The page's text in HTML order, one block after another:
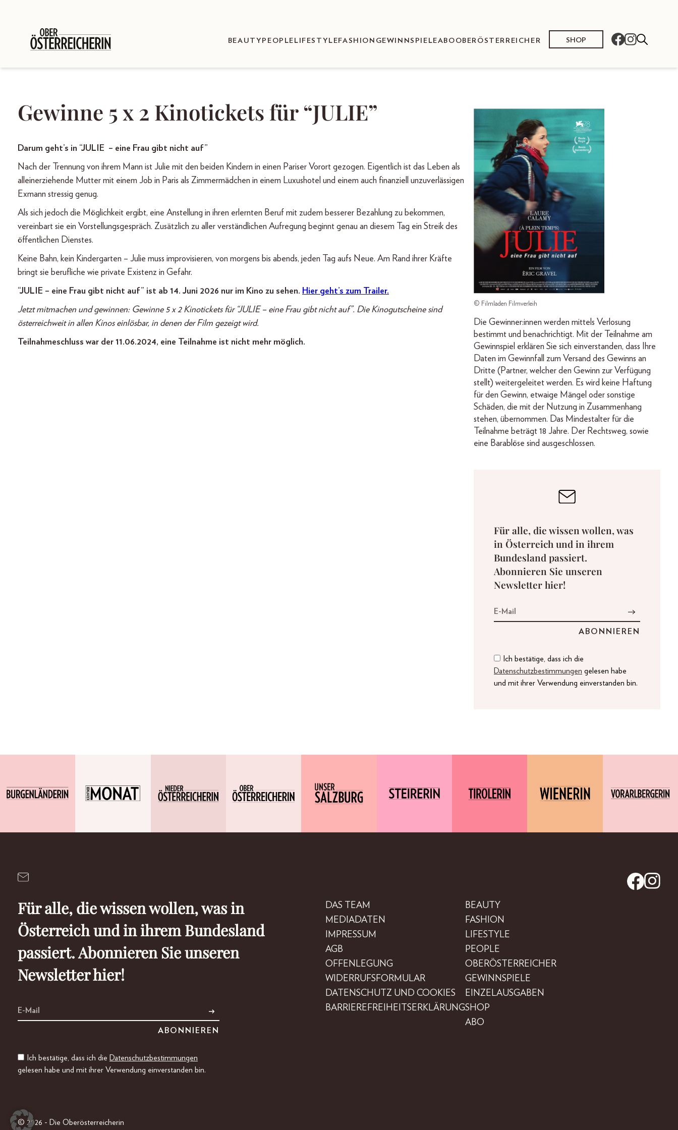
BEAUTY PEOPLE LIFESTYLEFASHION GEWINNSPIELEABO OBERÖSTERREICHER SHOP
Gewinne 5 x 2 Kinotickets für “JULIE”
Darum geht’s in “JULIE ­ – eine Frau gibt nicht auf”
Nach der Trennung von ihrem Mann ist Julie mit den beiden Kindern in einen Pariser Vorort gezogen. Eigentlich ist das Leben als
alleinerziehende Mutter mit einem Job in Paris als Zimmermädchen in einem Luxushotel und einem auch finanziell unzuverlässigen
Exmann stressig genug.
Als sich jedoch die Möglichkeit ergibt, eine Anstellung in ihren erlernten Beruf mit zudem besserer Bezahlung zu bekommen,
vereinbart sie ein Vorstellungsgespräch. Zusätzlich zu aller verständlichen Aufregung beginnt genau an diesem Tag ein Streik des
öffentlichen Dienstes.
Keine Bahn, kein Kindergarten – Julie muss improvisieren, von morgens bis abends, jeden Tag aufs Neue. Am Rand ihrer Kräfte
bringt sie berufliche wie private Existenz in Gefahr.
“JULIE – eine Frau gibt nicht auf” ist ab 14. Juni 2026 nur im Kino zu sehen. Hier geht’s zum Trailer.
Jetzt mitmachen und gewinnen: Gewinne 5 x 2 Kinotickets für “JULIE – eine Frau gibt nicht auf”. Die Kinogutscheine sind
österreichweit in allen Kinos einlösbar, in denen der Film gezeigt wird.
Teilnahmeschluss war der 11.06.2024, eine Teilnahme ist nicht mehr möglich.
© Filmladen Filmverleih
Die Gewinner:innen werden mittels Verlosung
bestimmt und benachrichtigt. Mit der Teilnahme am
Gewinnspiel erklären Sie sich einverstanden, dass Ihre
Daten im Gewinnfall zum Versand des Gewinns an
Dritte (Partner, welcher den Gewinn zur Verfügung
stellt) weitergeleitet werden. Es wird keine Haftung
für den Gewinn, etwaige Mängel oder sonstige
Schäden, die mit der Nutzung in Zusammenhang
stehen, übernommen. Das Mindestalter für die
Teilnahme beträgt 18 Jahre. Der Rechtsweg, sowie
eine Barablöse sind ausgeschlossen.
Für alle, die wissen wollen, was
in Österreich und in ihrem
Bundesland passiert.
Abonnieren Sie unseren
Newsletter hier!
Ich bestätige, dass ich die
Datenschutzbestimmungen gelesen habe
und mit ihrer Verwendung einverstanden bin.
Für alle, die wissen wollen, was in
Österreich und in ihrem Bundesland
passiert. Abonnieren Sie unseren
Newsletter hier!
Ich bestätige, dass ich die Datenschutzbestimmungen
gelesen habe und mit ihrer Verwendung einverstanden bin.
DAS TEAM
MEDIADATEN
IMPRESSUM
AGB
OFFENLEGUNG
WIDERRUFSFORMULAR
DATENSCHUTZ UND COOKIES
BARRIEREFREIHEITSERKLÄRUNG
BEAUTY
FASHION
LIFESTYLE
PEOPLE
OBERÖSTERREICHER
GEWINNSPIELE
EINZELAUSGABEN
SHOP
ABO
© 2026 - Die Oberösterreicherin